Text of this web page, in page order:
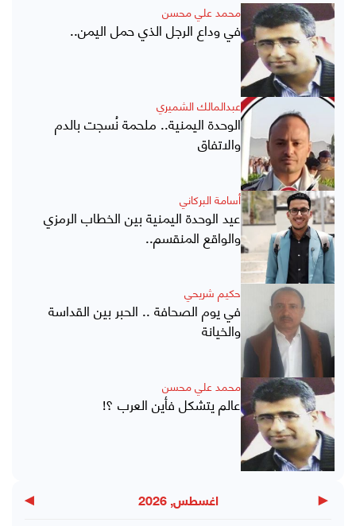
محمد علي محسن
في وداع الرجل الذي حمل اليمن..
عبدالمالك الشميري
الوحدة اليمنية.. ملحمة نُسجت بالدم
والاتفاق
أسامة البركاني
عيد الوحدة اليمنية بين الخطاب الرمزي
والواقع المنقسم..
حكيم شريحي
في يوم الصحافة .. الحبر بين القداسة
والخيانة
محمد علي محسن
عالم يتشكل فأين العرب ؟!
◀ اغسطس, 2026 ▶